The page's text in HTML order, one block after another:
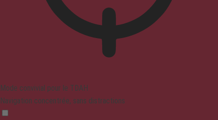
Mode convivial pour le TDAH
Navigation concentrée, sans distractions